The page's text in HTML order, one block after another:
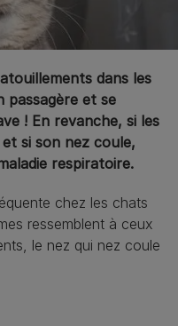
dans les
passagère et se
! En revanche, si les
si son nez coule,
respiratoire.
chez les chats
ressemblent à ceux
le nez qui nez coule